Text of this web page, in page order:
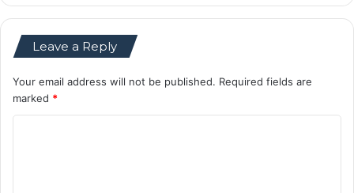
Leave a Reply
Your email address will not be published. Required fields are
marked *